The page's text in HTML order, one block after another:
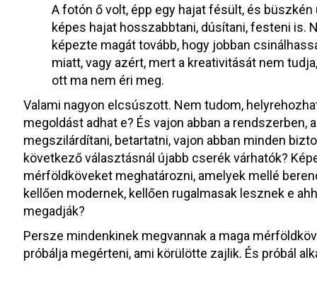
A fotón ő volt, épp egy hajat fésült, és
képes hajat hosszabbtani, dúsítani, festeni is.
képezte magát tovább, hogy jobban
miatt, vagy azért, mert a kreativitását nem
ott ma nem éri meg.
Valami nagyon elcsúszott. Nem tudom,
megoldást adhat e? És vajon abban a
megszilárdítani, betartatni, vajon abban minden
következő választásnál újabb cserék várhatók?
mérföldköveket meghatározni, amelyek mellé
kellően modernek, kellően rugalmasak lesznek e
megadják?
Persze mindenkinek megvannak a maga
próbálja megérteni, ami körülötte zajlik. És próbál